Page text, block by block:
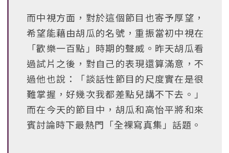
而中視方面，對於這個節目也寄予厚望，
希望能藉由胡瓜的名號，重振當初中視在
「歡樂一百點」時期的聲威。昨天胡瓜看
過試片之後，對自己的表現還算滿意，不
過他也說：「談話性節目的尺度實在是很
難掌握，好幾次我都差點兒講不下去。」
而在今天的節目中，胡瓜和高怡平將和來
賓討論時下最熱門「全裸寫真集」話題。